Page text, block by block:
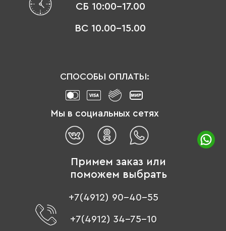
СБ 10:00-17.00
ВС 10.00-15.00
СПОСОБЫ ОПЛАТЫ:
Мы в социальных сетях
Примем заказ или
поможем выбрать
+7(4912) 90-40-55
+7(4912) 34-75-10